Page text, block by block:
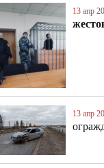
13 апр
13 апр